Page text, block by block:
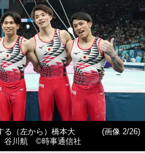
る（左から）橋本大
谷川航 ©時事通信社
(画像 2/26)